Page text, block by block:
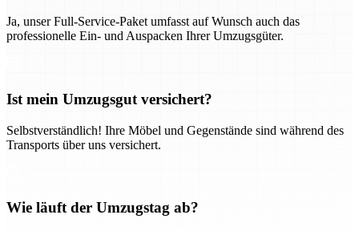
Ja, unser Full-Service-Paket umfasst auf Wunsch auch das
professionelle Ein- und Auspacken Ihrer Umzugsgüter.
Ist mein Umzugsgut versichert?
Selbstverständlich! Ihre Möbel und Gegenstände sind während des
Transports über uns versichert.
Wie läuft der Umzugstag ab?